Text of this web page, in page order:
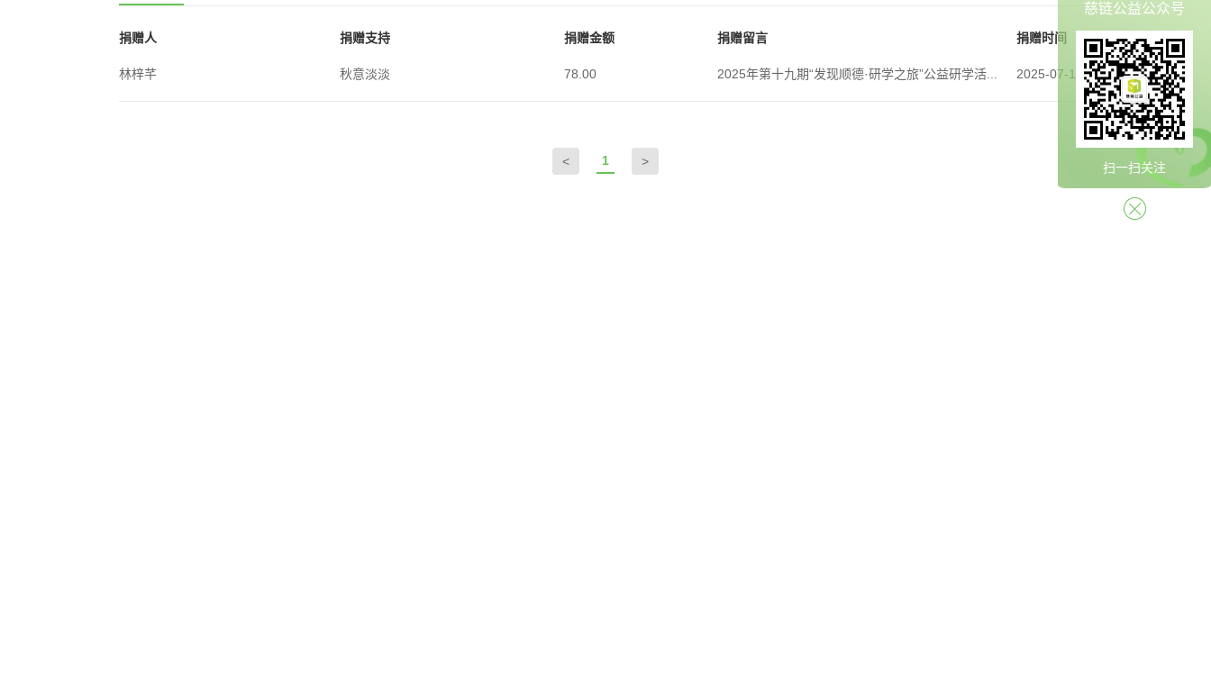
捐赠人 捐赠支持 捐赠金额 捐赠留言 捐赠时间
林梓芊 秋意淡淡 78.00 2025年第十九期“发现顺德·研学之旅”公益研学活... 2025-07-14
< 1 >
慈链公益公众号
扫一扫关注